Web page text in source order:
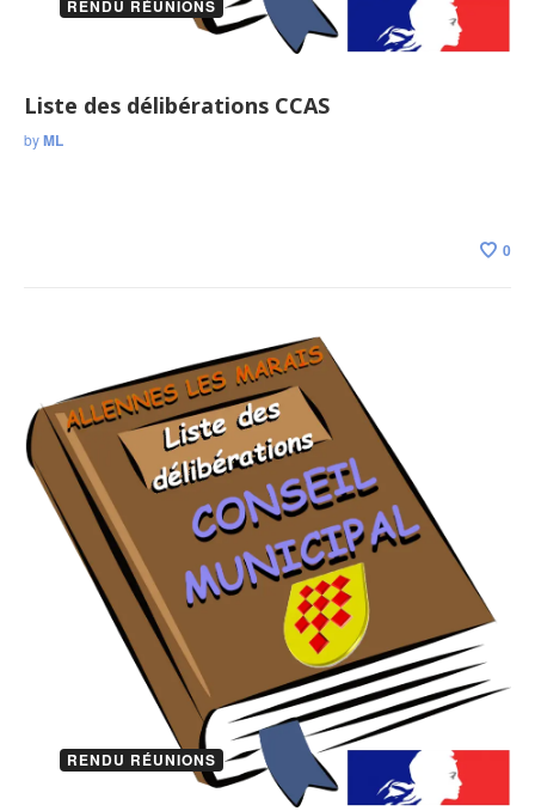
RENDU RÉUNIONS
Liste des délibérations CCAS
byML
0
RENDU RÉUNIONS